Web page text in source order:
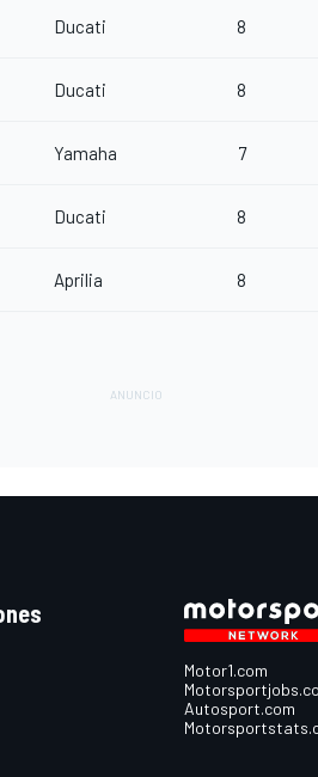
Ducati 8
Ducati 8
Yamaha 7
Ducati 8
Aprilia 8
Motor1.com
Autosport.com